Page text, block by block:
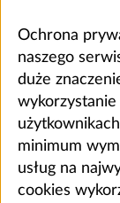
Ochrona
naszego
duże
minimum
usług na
cookies